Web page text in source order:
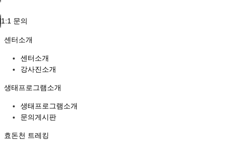
1:1 문의
센터소개
센터소개
강사진소개
생태프로그램소개
생태프로그램소개
문의게시판
효돈천 트레킹